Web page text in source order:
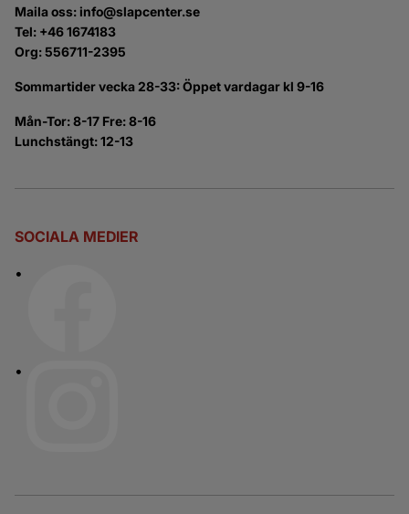
Maila oss: info@slapcenter.se
Tel: +46 1674183
Org: 556711-2395
Sommartider vecka 28-33: Öppet vardagar kl 9-16
Mån-Tor: 8-17 Fre: 8-16
Lunchstängt: 12-13
SOCIALA MEDIER